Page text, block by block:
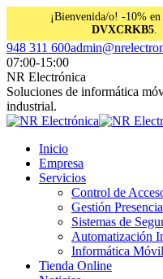
¡Bienvenida/o! -10%
DVXCRKB5.
Saltar
al
contenido
Facebook
page
opens
in
new
window
Instagram
page
opens
in
new
window
Linkedin
page
opens
in
new
window
948 311 600
07:00-15:00
NR Electrónica
Soluciones de informática
industrial.
Inicio
Empresa
Servicios
Control de
Gestión
Sistemas de
Automatización
Informática Móvil
Tienda Online